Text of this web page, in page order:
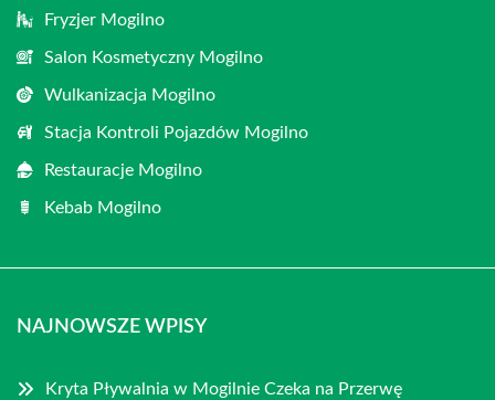
Fryzjer Mogilno
Salon Kosmetyczny Mogilno
Wulkanizacja Mogilno
Stacja Kontroli Pojazdów Mogilno
Restauracje Mogilno
Kebab Mogilno
NAJNOWSZE WPISY
Kryta Pływalnia w Mogilnie Czeka na Przerwę